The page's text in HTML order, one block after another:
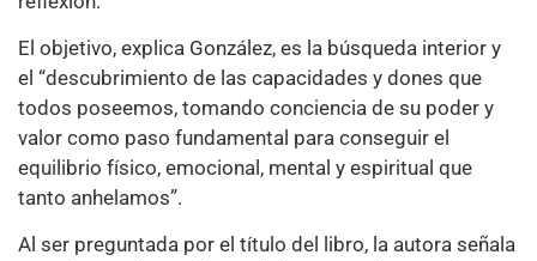
El objetivo, explica González, es la búsqueda interior y
el “descubrimiento de las capacidades y dones que
todos poseemos, tomando conciencia de su poder y
valor como paso fundamental para conseguir el
equilibrio físico, emocional, mental y espiritual que
tanto anhelamos”.
Al ser preguntada por el título del libro, la autora señala